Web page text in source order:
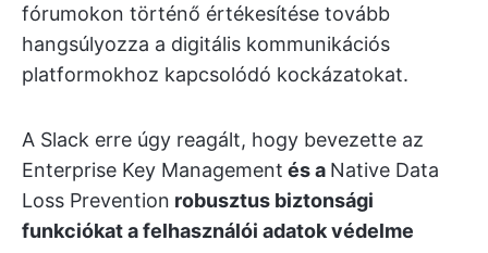
fórumokon történő értékesítése tovább
hangsúlyozza a digitális kommunikációs
platformokhoz kapcsolódó kockázatokat.
A Slack erre úgy reagált, hogy bevezette az
Enterprise Key Management és a Native Data
Loss Prevention robusztus biztonsági
funkciókat a felhasználói adatok védelme